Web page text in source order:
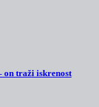
on traži iskrenost